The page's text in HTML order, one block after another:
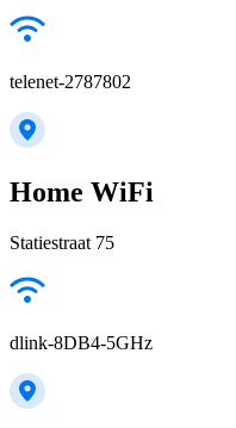
telenet-2787802
Home WiFi
Statiestraat 75
dlink-8DB4-5GHz